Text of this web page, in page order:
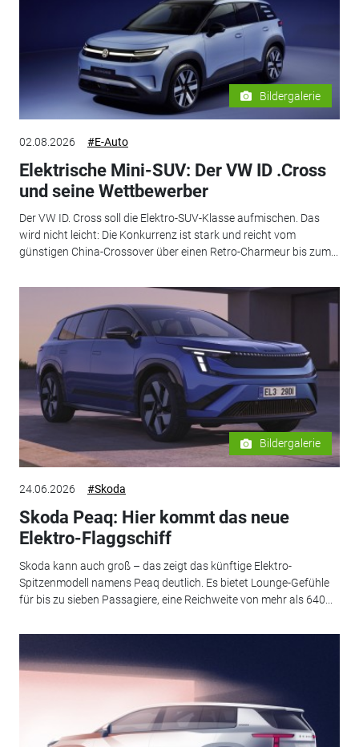
Bildergalerie
02.08.2026 #E-Auto
Elektrische Mini-SUV: Der VW ID .Cross
und seine Wettbewerber
Der VW ID. Cross soll die Elektro-SUV-Klasse aufmischen. Das
wird nicht leicht: Die Konkurrenz ist stark und reicht vom
günstigen China-Crossover über einen Retro-Charmeur bis zum...
Bildergalerie
24.06.2026 #Skoda
Skoda Peaq: Hier kommt das neue
Elektro-Flaggschiff
Skoda kann auch groß – das zeigt das künftige Elektro-
Spitzenmodell namens Peaq deutlich. Es bietet Lounge-Gefühle
für bis zu sieben Passagiere, eine Reichweite von mehr als 640...